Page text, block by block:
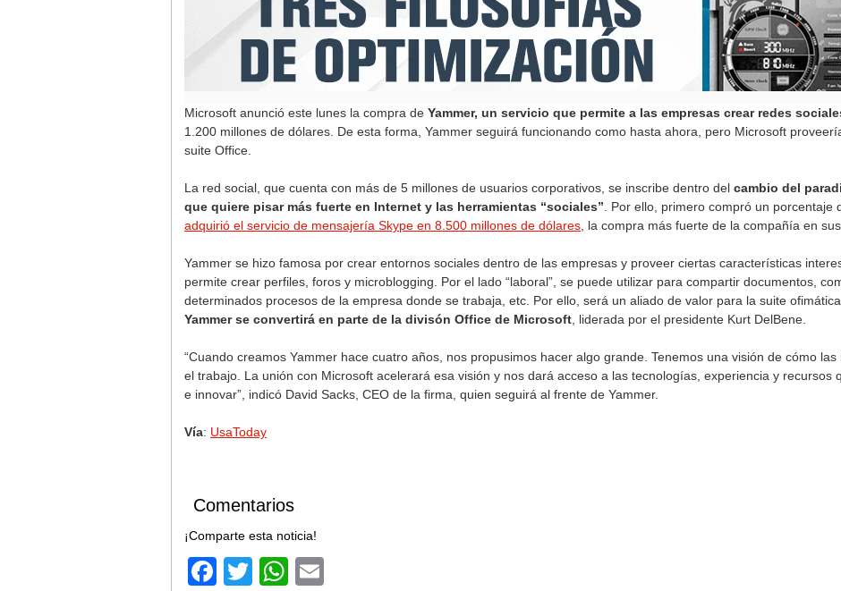
Microsoft anunció este lunes la compra de Yammer, un servicio que permite a las empresas crear redes
1.200 millones de dólares. De esta forma, Yammer seguirá funcionando como hasta ahora, pero Microsoft
suite Office.
La red social, que cuenta con más de 5 millones de usuarios corporativos, se inscribe dentro del cambio del
que quiere pisar más fuerte en Internet y las herramientas “sociales” . Por ello, primero compró un
adquirió el servicio de mensajería Skype en 8.500 millones de dólares , la compra más fuerte de la compañía en
Yammer se hizo famosa por crear entornos sociales dentro de las empresas y proveer ciertas características
permite crear perfiles, foros y microblogging. Por el lado “laboral”, se puede utilizar para compartir documentos,
determinados procesos de la empresa donde se trabaja, etc. Por ello, será un aliado de valor para la suite
Yammer se convertirá en parte de la divisón Office de Microsoft , liderada por el presidente Kurt DelBene.
“Cuando creamos Yammer hace cuatro años, nos propusimos hacer algo grande. Tenemos una visión de cómo
el trabajo. La unión con Microsoft acelerará esa visión y nos dará acceso a las tecnologías, experiencia y recursos
e innovar”, indicó David Sacks, CEO de la firma, quien seguirá al frente de Yammer.
Vía: UsaToday
Comentarios
¡Comparte esta noticia!
Facebook
TwitterWhatsApp